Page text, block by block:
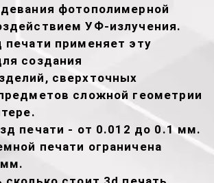
фотополимерной
УФ-излучения.
применяет эту
создания
сверхточных
сложной геометрии
печати - от 0.012 до 0.1 мм.
печати ограничена
мм.